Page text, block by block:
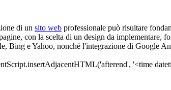
di un sito web professionale può risultare
con la scelta di un design da implementare,
Bing e Yahoo, nonché l'integrazione di Google